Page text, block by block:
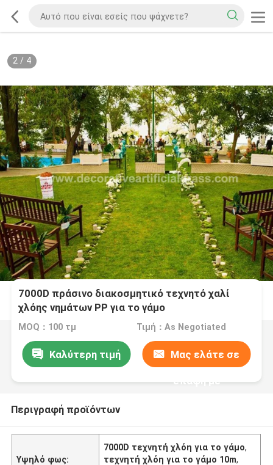
2/ 4
7000D πράσινο διακοσμητικό τεχνητό χαλί
χλόης νημάτων PP για το γάμο
MOQ：100 τμ Τιμή：As Negotiated
Καλύτερη τιμή Μας ελάτε σε
επαφή με
Περιγραφή προϊόντων
Υψηλό φως:
7000D τεχνητή χλόη για το γάμο,
τεχνητή χλόη για το γάμο 10m,